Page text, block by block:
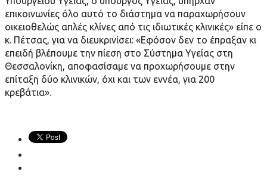
επικοινωνίες όλο αυτό το διάστημα να παραχωρήσουν
οικειοθελώς απλές κλίνες από τις ιδιωτικές κλινικές» είπε ο
κ. Πέτσας, για να διευκρινίσει: «Εφόσον δεν το έπραξαν κι
επειδή βλέπουμε την πίεση στο Σύστημα Υγείας στη
Θεσσαλονίκη, αποφασίσαμε να προχωρήσουμε στην
επίταξη δύο κλινικών, όχι και των εννέα, για 200
κρεβάτια».